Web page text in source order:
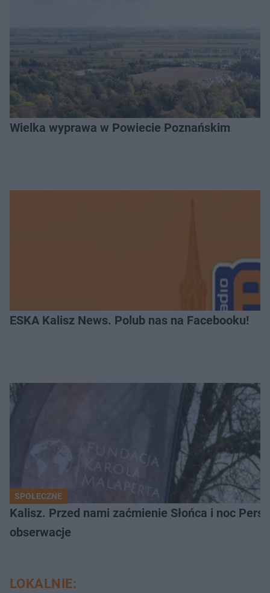
Wielka wyprawa w Powiecie Poznańskim
ESKA Kalisz News. Polub nas na Facebooku!
SPOŁECZNE
Kalisz. Przed nami zaćmienie Słońca i noc
obserwacje
LOKALNIE: